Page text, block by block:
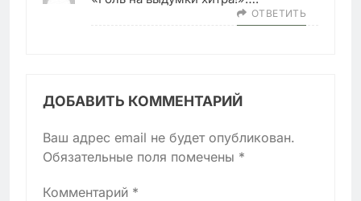
ОТВЕТИТЬ
ДОБАВИТЬ КОММЕНТАРИЙ
Ваш адрес email не будет опубликован.
Обязательные поля помечены *
Комментарий *